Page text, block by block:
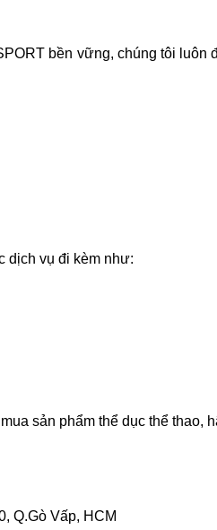
bền vững, chúng tôi
dịch vụ đi kèm như:
sản phẩm thể dục thể thao,
Q.Gò Vấp, HCM